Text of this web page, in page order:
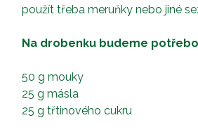
použít třeba meruňky nebo jiné
Na drobenku budeme
50 g mouky
25 g másla
25 g třtinového cukru